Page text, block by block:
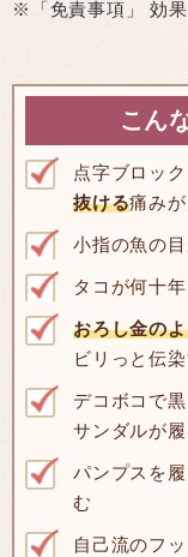
※「免責事項」 効果
こん
点字ブロッ
抜ける痛みが
小指の魚の
タコが何十
おろし金の
ビリっと伝染
デコボコで
サンダルが
パンプスを
む
自己流のフ